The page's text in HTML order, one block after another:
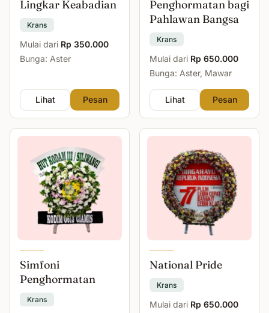
Lingkar Keabadian
Krans
Mulai dari Rp 350.000
Bunga: Aster
Lihat Pesan
Penghormatan bagi
Pahlawan Bangsa
Krans
Mulai dari Rp 650.000
Bunga: Aster, Mawar
Lihat Pesan
Simfoni
Penghormatan
Krans
National Pride
Krans
Mulai dari Rp 650.000